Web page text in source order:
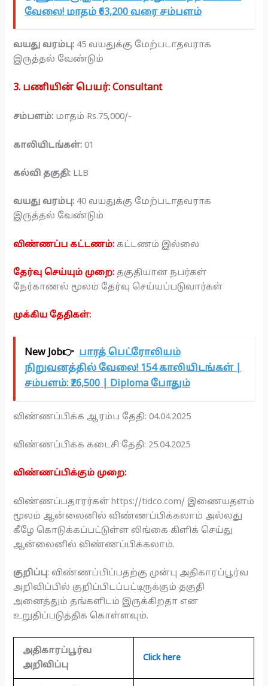
வேலை! மாதம் ₹63,200 வரை சம்பளம்
வயது வரம்பு: 45 வயதுக்கு மேற்படாதவராக
இருத்தல் வேண்டும்
3. பணியின் பெயர்: Consultant
சம்பளம்: மாதம் Rs.75,000/-
காலியிடங்கள்: 01
கல்வி தகுதி: LLB
வயது வரம்பு: 40 வயதுக்கு மேற்படாதவராக
இருத்தல் வேண்டும்
விண்ணப்ப கட்டணம்: கட்டணம் இல்லை
தேர்வு செய்யும் முறை:தகுதியான நபர்கள்
நேர்காணல் மூலம் தேர்வு செய்யப்படுவார்கள்
முக்கிய தேதிகள்:
New Job👉 பாரத் பெட்ரோலியம்
நிறுவனத்தில் வேலை! 154 காலியிடங்கள் |
சம்பளம்: ₹26,500 | Diploma போதும்
விண்ணப்பிக்க ஆரம்ப தேதி: 04.04.2025
விண்ணப்பிக்க கடைசி தேதி: 25.04.2025
விண்ணப்பிக்கும் முறை:
விண்ணப்பதாரர்கள் https://tidco.com/ இணையதளம்
மூலம் ஆன்லைனில் விண்ணப்பிக்கலாம் அல்லது
கீழே கொடுக்கப்பட்டுள்ள லிங்கை கிளிக் செய்து
ஆன்லைனில் விண்ணப்பிக்கலாம்.
குறிப்பு: விண்ணப்பிப்பதற்கு முன்பு அதிகாரப்பூர்வ
அறிவிப்பில் குறிப்பிடப்பட்டிருக்கும் தகுதி
அனைத்தும் தங்களிடம் இருக்கிறதா என
உறுதிப்படுத்திக் கொள்ளவும்.
அதிகாரப்பூர்வ
அறிவிப்பு
Click here